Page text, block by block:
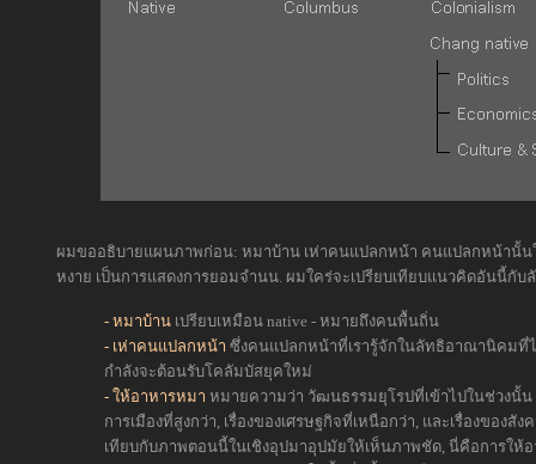
ผมขออธิบายแผนภาพก่อน: หมาบ้าน เห่าคนแปลกหน้า คนแปลกหน้านั้
หงาย เป็นการแสดงการยอมจำนน. ผมใคร่จะเปรียบเทียบแนวคิดอันนี้กั
- หมาบ้าน เปรียบเหมือน native - หมายถึงคนพื้นถิ่น
- เห่าคนแปลกหน้า ซึ่งคนแปลกหน้าที่เรารู้จักในลัทธิอาณานิคมที่
กำลังจะต้อนรับโคลัมบัสยุคใหม่
- ให้อาหารหมา หมายความว่า วัฒนธรรมยุโรปที่เข้าไปในช่วงนั้น
การเมืองที่สูงกว่า, เรื่องของเศรษฐกิจที่เหนือกว่า, และเรื่องของ
เทียบกับภาพตอนนี้ในเชิงอุปมาอุปมัยให้เห็นภาพชัด, นี่คือการให้